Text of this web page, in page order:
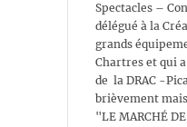
Spectacles –
délégué à la
grands
Chartres et qui
de la DRAC -
brièvement
"LE MARCHÉ